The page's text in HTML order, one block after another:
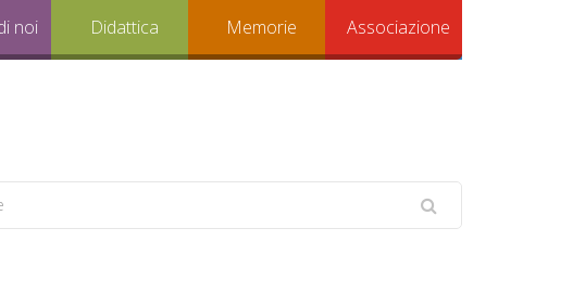
noi Didattica Memorie Associazione